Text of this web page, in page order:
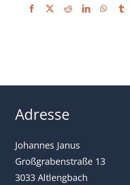
Facebook
X RedditLinkedIn
Adresse
Johannes Janus
Großgrabenstraße 13
3033 Altlengbach